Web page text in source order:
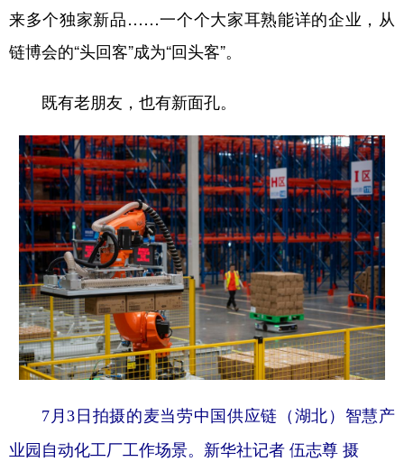
来多个独家新品……一个个大家耳熟能详的企业，从
链博会的“头回客”成为“回头客”。
既有老朋友，也有新面孔。
7月3日拍摄的麦当劳中国供应链（湖北）智慧产
业园自动化工厂工作场景。新华社记者 伍志尊 摄